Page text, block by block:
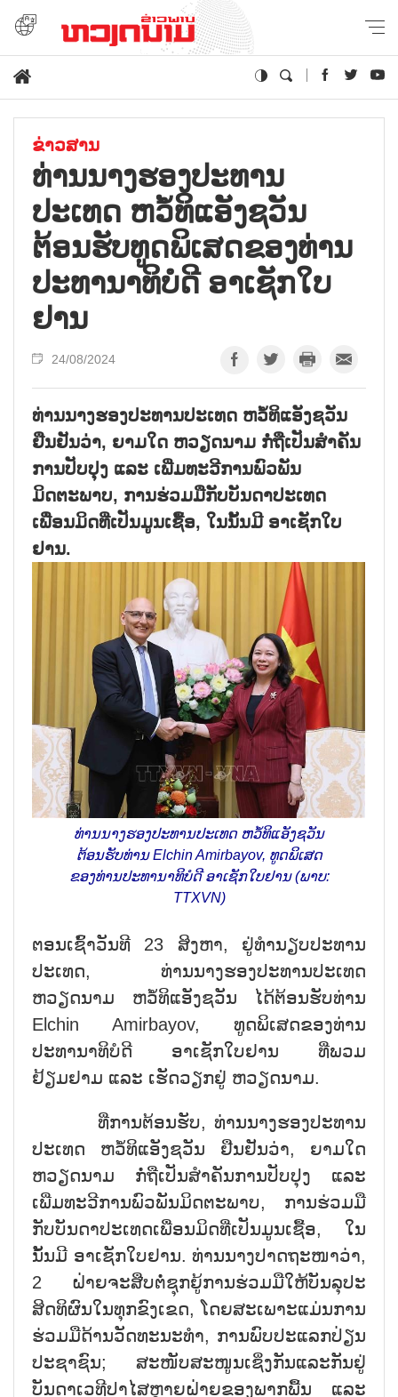
ຂ່າວສານ
ທ່ານນາງຮອງປະທານ
ປະເທດ ຫວໍ້ທິແອັງຊວັນ
ຕ້ອນຮັບທູດພິເສດຂອງທ່ານ
ປະທານາທິບໍດີ ອາເຊັກໃບ
ຢານ
24/08/2024
ທ່ານນາງຮອງປະທານປະເທດ ຫວໍ້ທິແອັງຊວັນ
ຢືນຢັນວ່າ, ຍາມໃດ ຫວຽດນາມ ກໍ່ຖືເປັນສຳຄັນ
ການປັບປຸງ ແລະ ເພີ່ມທະວີການພົວພັນ
ມິດຕະພາບ, ການຮ່ວມມືກັບບັນດາປະເທດ
ເພື່ອນມິດທີ່ເປັນມູນເຊື້ອ, ໃນນັ້ນມີ ອາເຊັກໃບ
ຢານ.
ທ່ານນາງຮອງປະທານປະເທດ ຫວໍ້ທິແອັງຊວັນ
ຕ້ອນຮັບທ່ານ Elchin Amirbayov, ທູດພິເສດ
ຂອງທ່ານປະທານາທິບໍດີ ອາເຊັກໃບຢານ (ພາບ:
TTXVN)
ຕອນເຊົ້າວັນທີ 23 ສິງຫາ, ຢູ່ທຳນຽບປະທານ
ປະເທດ, ທ່ານນາງຮອງປະທານປະເທດ
ຫວຽດນາມ ຫວໍ້ທິແອັງຊວັນ ໄດ້ຕ້ອນຮັບທ່ານ
Elchin Amirbayov, ທູດພິເສດຂອງທ່ານ
ປະທານາທິບໍດີ ອາເຊັກໃບຢານ ທີ່ພວມ
ຢ້ຽມຢາມ ແລະ ເຮັດວຽກຢູ່ ຫວຽດນາມ.
ທີ່ການຕ້ອນຮັບ, ທ່ານນາງຮອງປະທານ
ປະເທດ ຫວໍ້ທິແອັງຊວັນ ຢືນຢັນວ່າ, ຍາມໃດ
ຫວຽດນາມ ກໍ່ຖືເປັນສຳຄັນການປັບປຸງ ແລະ
ເພີ່ມທະວີການພົວພັນມິດຕະພາບ, ການຮ່ວມມື
ກັບບັນດາປະເທດເພື່ອນມິດທີ່ເປັນມູນເຊື້ອ, ໃນ
ນັ້ນມີ ອາເຊັກໃບຢານ. ທ່ານນາງປາດຖະໜາວ່າ,
2 ຝ່າຍຈະສືບຕໍ່ຊຸກຍູ້ການຮ່ວມມືໃຫ້ບັນລຸປະ
ສິດທິຜົນໃນທຸກຂົງເຂດ, ໂດຍສະເພາະແມ່ນການ
ຮ່ວມມືດ້ານວັດທະນະທຳ, ການພົບປະແລກປ່ຽນ
ປະຊາຊົນ; ສະໜັບສະໜູນເຊິ່ງກັນແລະກັນຢູ່
ບັນດາເວທີປາໄສຫຼາຍຝ່າຍຂອງພາກພື້ນ ແລະ